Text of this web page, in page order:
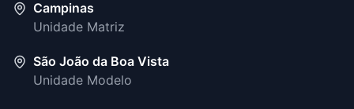
Campinas
Unidade Matriz
São João da Boa Vista
Unidade Modelo